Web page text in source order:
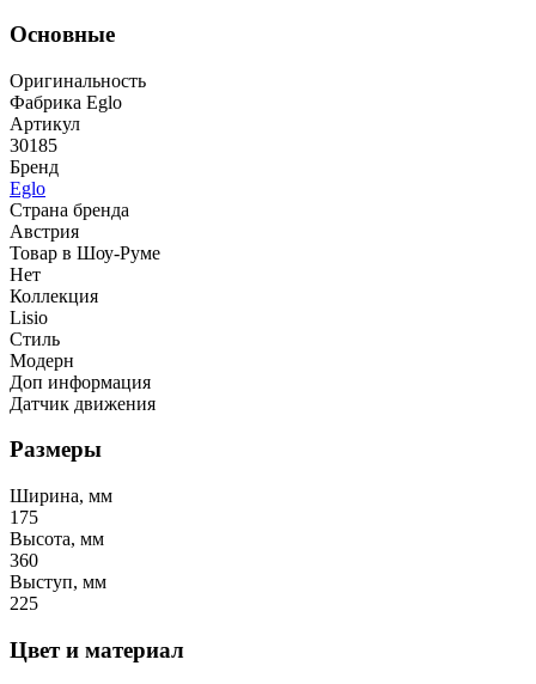
Основные
Оригинальность
Фабрика Eglo
Артикул
30185
Бренд
Eglo
Страна бренда
Австрия
Товар в Шоу-Руме
Нет
Коллекция
Lisio
Стиль
Модерн
Доп информация
Датчик движения
Размеры
Ширина, мм
175
Высота, мм
360
Выступ, мм
225
Цвет и материал